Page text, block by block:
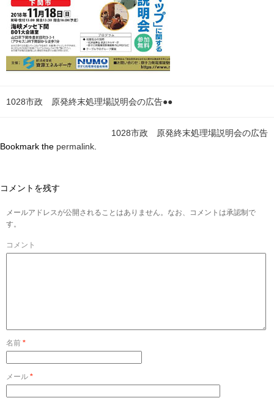
1028市政 原発終末処理場説明会の広告●●
1028市政 原発終末処理場説明会の広告
Bookmark the permalink
コメントを残す
メールアドレスが公開されることはありません。なお、コメントは承認制で
す。
コメント
名前 *
メール *